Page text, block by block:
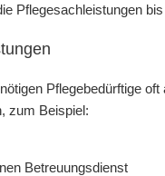
Pflegesachleistungen
Pflegebedürftige
zum Beispiel:
Betreuungsdienst